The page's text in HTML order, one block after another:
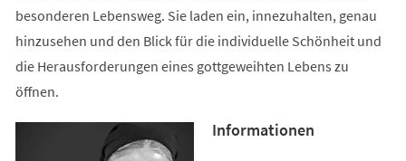
besonderen Lebensweg. Sie laden ein, innezuhalten, genau
hinzusehen und den Blick für die individuelle Schönheit und
die Herausforderungen eines gottgeweihten Lebens zu
öffnen.
Informationen